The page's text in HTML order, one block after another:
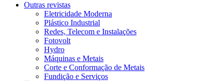
Outras revistas
Eletricidade Moderna
Plástico Industrial
Redes, Telecom e Instalações
Fotovolt
Hydro
Máquinas e Metais
Corte e Conformação de Metais
Fundição e Serviços